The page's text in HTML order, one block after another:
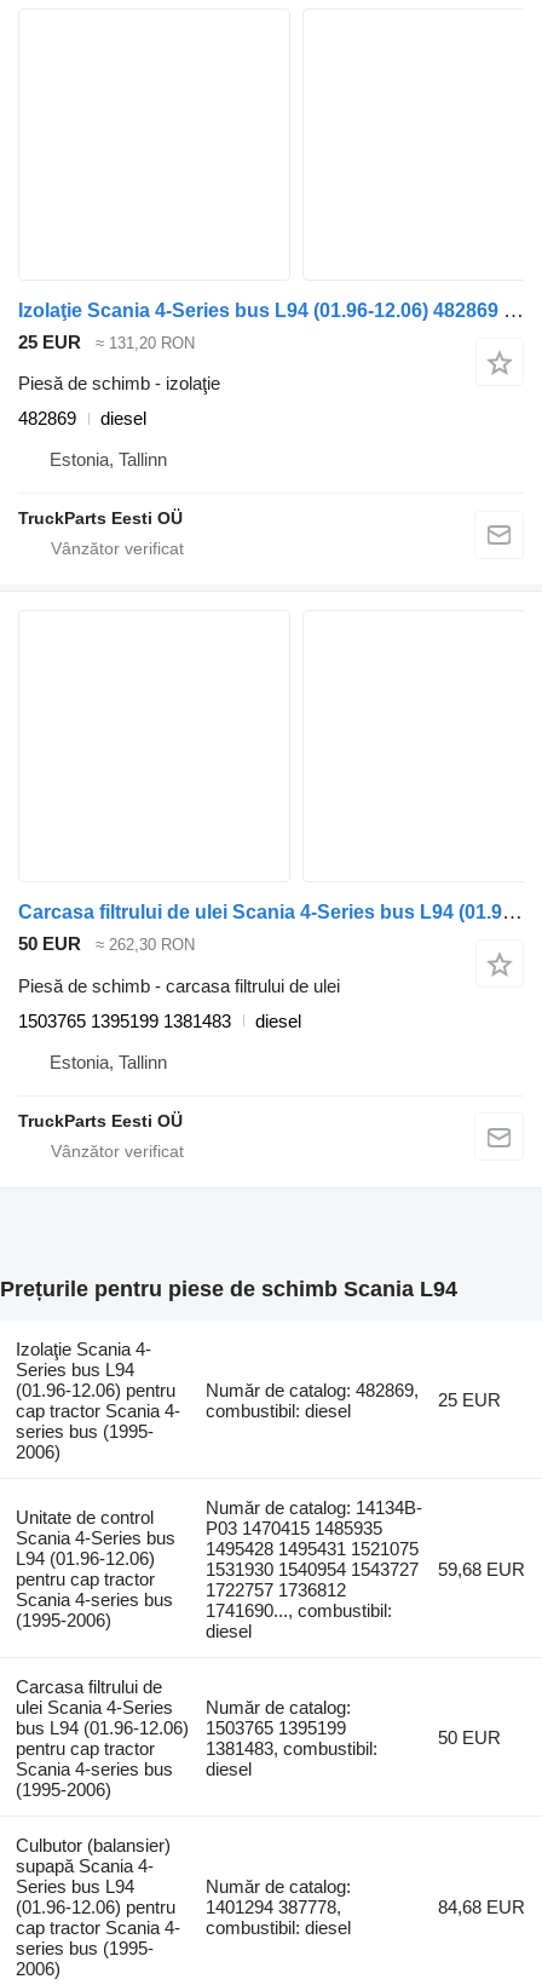
Izolaţie Scania 4-Series bus L94 (01.96-12.06) 482869 pentru cap tractor Scania 4-series bus (1995-2006)
25 EUR ≈ 131,20 RON
Piesă de schimb - izolaţie
482869
diesel
Estonia, Tallinn
TruckParts Eesti OÜ
Carcasa filtrului de ulei Scania 4-Series bus L94 (01.96-12.06) 1503765 pentru cap tractor Scania 4-series bus (1995-2006)
50 EUR ≈ 262,30 RON
Piesă de schimb - carcasa filtrului de ulei
1503765 1395199 1381483
diesel
Estonia, Tallinn
TruckParts Eesti OÜ
Prețurile pentru piese de schimb Scania L94
Izolaţie Scania 4-
Series bus L94
(01.96-12.06) pentru
cap tractor Scania 4-
series bus (1995-
2006)
Număr de catalog: 482869,
combustibil: diesel
25 EUR
Unitate de control
Scania 4-Series bus
L94 (01.96-12.06)
pentru cap tractor
Scania 4-series bus
(1995-2006)
Număr de catalog: 14134B-
P03 1470415 1485935
1495428 1495431 1521075
1531930 1540954 1543727
1722757 1736812
1741690..., combustibil:
diesel
59,68 EUR
Carcasa filtrului de
ulei Scania 4-Series
bus L94 (01.96-12.06)
pentru cap tractor
Scania 4-series bus
(1995-2006)
Număr de catalog:
1503765 1395199
1381483, combustibil:
diesel
50 EUR
Culbutor (balansier)
supapă Scania 4-
Series bus L94
(01.96-12.06) pentru
cap tractor Scania 4-
series bus (1995-
2006)
Număr de catalog:
1401294 387778,
combustibil: diesel
84,68 EUR